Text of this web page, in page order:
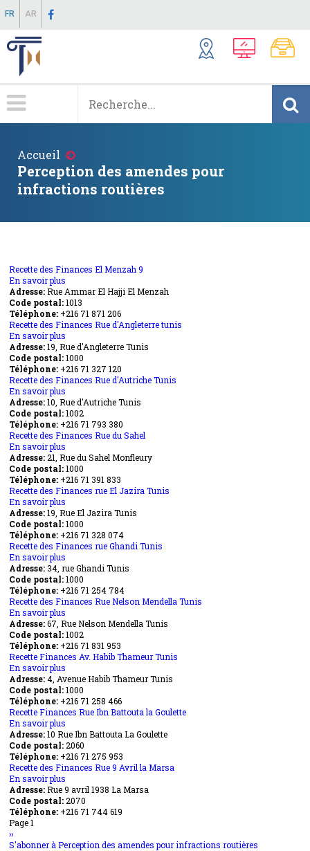
au
contenu
principal
FR AR
Principale
Fil
d'Ariane
Accueil
Perception des amendes pour
infractions routières
Recette des Finances El Menzah 9
En savoir plus
Recette
des
Finances
El
9
Adresse:Rue Ammar El Hajji El Menzah
Code postal:1013
Téléphone: +216 71 871 206
Recette des Finances Rue d'Angleterre tunis
En savoir plus
Recette
des
Finances
Rue
tunis
Adresse:19, Rue d'Angleterre Tunis
Code postal:1000
Téléphone: +216 71 327 120
Recette des Finances Rue d'Autriche Tunis
En savoir plus
Recette
des
Finances
Rue
Tunis
Adresse:10, Rue d'Autriche Tunis
Code postal:1002
Téléphone: +216 71 793 380
Recette des Finances Rue du Sahel
En savoir plus
Recette
des
Finances
Rue
Sahel
Adresse:21, Rue du Sahel Monfleury
Code postal:1000
Téléphone: +216 71 391 833
Recette des Finances rue El Jazira Tunis
En savoir plus
Recette
des
Finances
rue
Jazira
Tunis
Adresse:19, Rue El Jazira Tunis
Code postal:1000
Téléphone: +216 71 328 074
Recette des Finances rue Ghandi Tunis
En savoir plus
Recette
des
Finances
rue
Tunis
Adresse: 34, rue Ghandi Tunis
Code postal:1000
Téléphone: +216 71 254 784
Recette des Finances Rue Nelson Mendella Tunis
En savoir plus
Recette
des
Finances
Rue
Mendella
Tunis
Adresse:67, Rue Nelson Mendella Tunis
Code postal:1002
Téléphone: +216 71 831 953
Recette Finances Av. Habib Thameur Tunis
En savoir plus
Recette
Finances
Av.
Habib
Tunis
Adresse:4, Avenue Habib Thameur Tunis
Code postal:1000
Téléphone: +216 71 258 466
Recette Finances Rue Ibn Battouta la Goulette
En savoir plus
Recette
Finances
Rue
Ibn
la
Goulette
Adresse:10 Rue Ibn Battouta La Goulette
Code postal:2060
Téléphone: +216 71 275 953
Recette des Finances Rue 9 Avril la Marsa
En savoir plus
Recette
des
Finances
Avril
Adresse:Rue 9 avril 1938 La Marsa
Code postal:2070
Téléphone: +216 71 744 619
Pagination
Page 1
Page
suivante
››
S'abonner à Perception des amendes pour infractions routières